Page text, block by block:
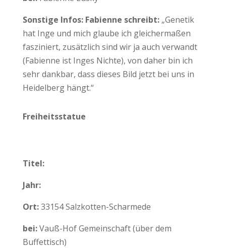
Sonstige Infos: Fabienne schreibt: „Genetik
hat Inge und mich glaube ich gleichermaßen
fasziniert, zusätzlich sind wir ja auch verwandt
(Fabienne ist Inges Nichte), von daher bin ich
sehr dankbar, dass dieses Bild jetzt bei uns in
Heidelberg hängt.“
Freiheitsstatue
Titel:
Jahr:
Ort:33154 Salzkotten-Scharmede
bei:Vauß-Hof Gemeinschaft (über dem
Buffettisch)